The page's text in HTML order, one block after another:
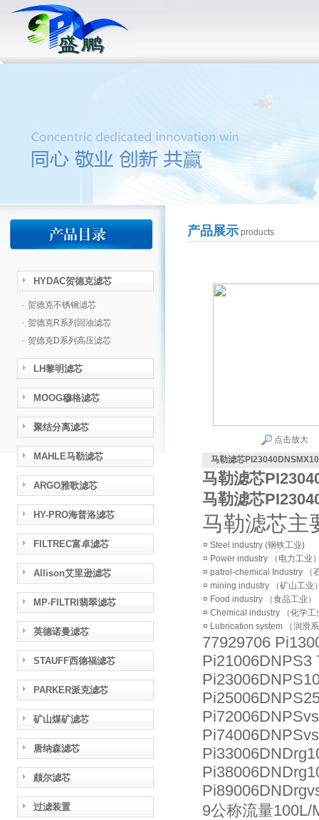
HYDAC贺德克滤芯
· 贺德克不锈钢滤芯
· 贺德克R系列回油滤芯
· 贺德克D系列高压滤芯
LH黎明滤芯
MOOG穆格滤芯
聚结分离滤芯
MAHLE马勒滤芯
ARGO雅歌滤芯
HY-PRO海普洛滤芯
FILTREC富卓滤芯
Allison艾里逊滤芯
MP-FILTRI翡翠滤芯
英德诺曼滤芯
STAUFF西德福滤芯
PARKER派克滤芯
矿山煤矿滤芯
唐纳森滤芯
颇尔滤芯
过滤装置
产品展示products
点击放大
马勒滤芯PI23040DNSMX10
马勒滤芯
马勒滤芯
马勒滤芯主
¤ Steel industry (钢铁工业)
¤ Power industry （电力工业
¤ patrol-chemical Industry （
¤ mining industry （矿山工业
¤ Food industry （食品工业）
¤ Chemical industry （化学工
¤ Lubrication system （润滑
77929706
Pi21006DNPS3
9公称流量100L/